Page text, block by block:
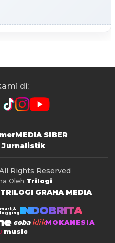
di:
MEDIA SIBER
Jurnalistik
Rights Reserved
Oleh Trilogi
GRAHA MEDIA
&
INDOBRITA
coba klikMOKANESIA
music